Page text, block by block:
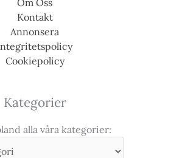
Om Oss
Kontakt
Annonsera
Cookiepolicy
Kategorier
alla våra kategorier: